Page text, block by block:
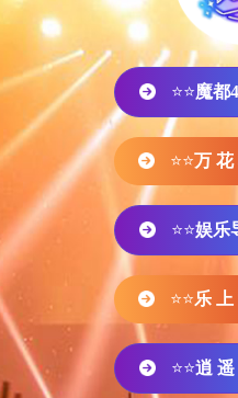
⭐⭐魔都
⭐⭐万 花
⭐⭐娱乐
⭐⭐乐 上
⭐⭐逍 遥